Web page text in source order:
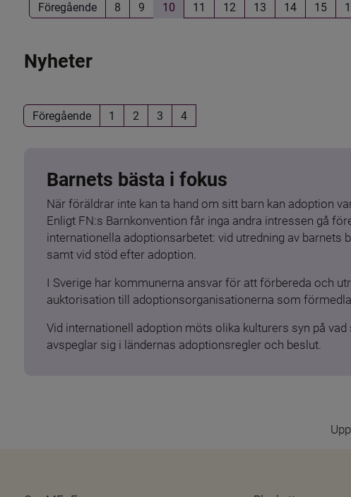
Föregående 8 9 10 11 12 13 14 15
Nyheter
Föregående 1 2 3 4
Barnets bästa i fokus
När föräldrar inte kan ta hand om sitt barn kan adoption
Enligt FN:s Barnkonvention får inga andra intressen gå
internationella adoptionsarbetet: vid utredning av
samt vid stöd efter adoption.
I Sverige har kommunerna ansvar för att förbereda och
auktorisation till adoptionsorganisationerna som
Vid internationell adoption möts olika kulturers syn på
avspeglar sig i ländernas adoptionsregler och beslut.